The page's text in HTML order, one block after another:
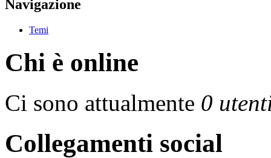
Navigazione
Temi
Chi è online
Ci sono attualmente 0
Collegamenti social